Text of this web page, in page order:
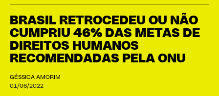
BRASIL RETROCEDEU OU NÃO
CUMPRIU 46% DAS METAS DE
DIREITOS HUMANOS
RECOMENDADAS PELA ONU
GÉSSICA AMORIM
01/06/2022